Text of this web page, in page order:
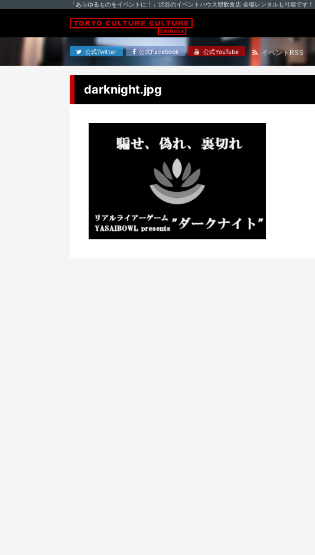
「あらゆるものをイベントに！」渋谷のイベントハウス型飲食店 会場レンタルも可能です！
公式Twitter 公式Facebook 公式YouTube イベントRSS
darknight.jpg